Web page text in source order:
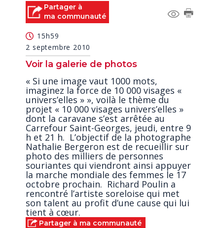
seconds Partager à
ma communauté
15h59
2 septembre 2010
Voir la galerie de photos
« Si une image vaut 1000 mots,
imaginez la force de 10 000 visages «
univers’elles » », voilà le thème du
projet « 10 000 visages univers’elles »
dont la caravane s’est arrêtée au
Carrefour Saint-Georges, jeudi, entre 9
h et 21 h. L’objectif de la photographe
Nathalie Bergeron est de recueillir sur
photo des milliers de personnes
souriantes qui viendront ainsi appuyer
la marche mondiale des femmes le 17
octobre prochain. Richard Poulin a
rencontré l’artiste soreloise qui met
son talent au profit d’une cause qui lui
tient à cœur.
Partager à ma communauté